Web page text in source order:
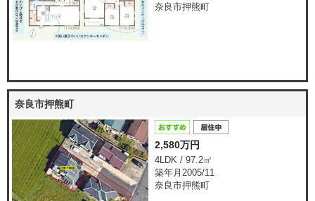
奈良市押熊町
奈良市押熊町
2,580万円
4LDK / 97.2㎡
築年月2005/11
奈良市押熊町